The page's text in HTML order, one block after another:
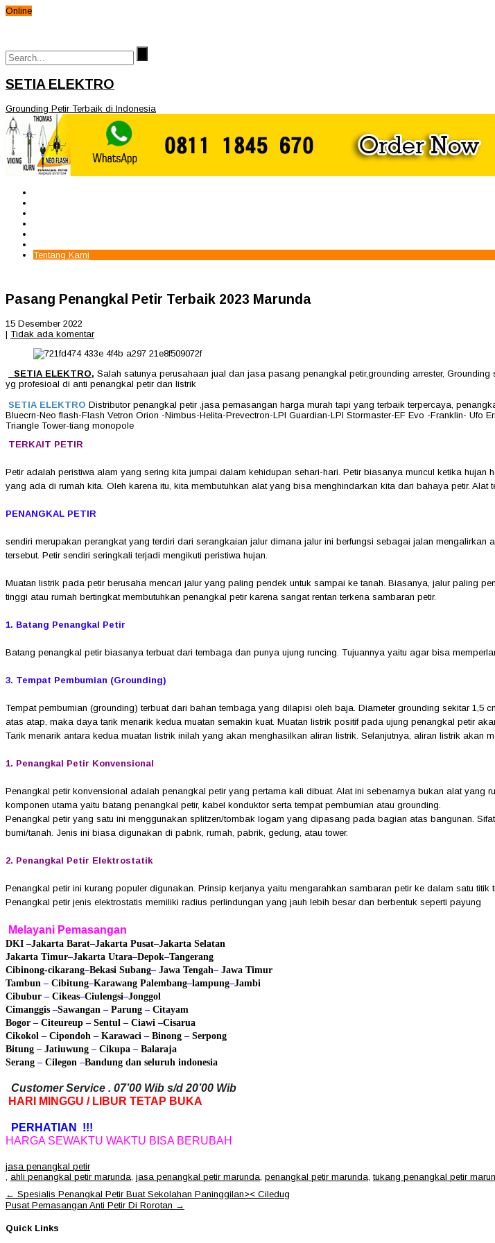
Online
SETIA ELEKTRO
Grounding Petir Terbaik di Indonesia
Tentang Kami
Pasang Penangkal Petir Terbaik 2023 Marunda
15 Desember 2022
| Tidak ada komentar
SETIA ELEKTRO, Salah satunya perusahaan jual dan jasa pasang penangkal petir,grounding arrester,
yg profesioal di anti penangkal petir dan listrik
SETIA ELEKTRO Distributor penangkal petir ,jasa pemasangan harga murah tapi yang terbaik terpercaya,
Bluecrn-Neo flash-Flash Vetron Orion -Nimbus-Helita-Prevectron-LPI Guardian-LPI Stormaster-EF Evo -Franklin-
Triangle Tower-tiang monopole
TERKAIT PETIR
Petir adalah peristiwa alam yang sering kita jumpai dalam kehidupan sehari-hari. Petir biasanya muncul ketika
yang ada di rumah kita. Oleh karena itu, kita membutuhkan alat yang bisa menghindarkan kita dari bahaya petir. Alat
PENANGKAL PETIR
sendiri merupakan perangkat yang terdiri dari serangkaian jalur dimana jalur ini berfungsi sebagai jalan
tersebut. Petir sendiri seringkali terjadi mengikuti peristiwa hujan.
Muatan listrik pada petir berusaha mencari jalur yang paling pendek untuk sampai ke tanah. Biasanya, jalur paling
tinggi atau rumah bertingkat membutuhkan penangkal petir karena sangat rentan terkena sambaran petir.
1. Batang Penangkal Petir
Batang penangkal petir biasanya terbuat dari tembaga dan punya ujung runcing. Tujuannya yaitu agar bisa
3. Tempat Pembumian (Grounding)
Tempat pembumian (grounding) terbuat dari bahan tembaga yang dilapisi oleh baja. Diameter grounding sekitar
atas atap, maka daya tarik menarik kedua muatan semakin kuat. Muatan listrik positif pada ujung penangkal petir
Tarik menarik antara kedua muatan listrik inilah yang akan menghasilkan aliran listrik. Selanjutnya, aliran listrik
1. Penangkal Petir Konvensional
Penangkal petir konvensional adalah penangkal petir yang pertama kali dibuat. Alat ini sebenarnya bukan alat yang
komponen utama yaitu batang penangkal petir, kabel konduktor serta tempat pembumian atau grounding.
Penangkal petir yang satu ini menggunakan splitzen/tombak logam yang dipasang pada bagian atas bangunan.
bumi/tanah. Jenis ini biasa digunakan di pabrik, rumah, pabrik, gedung, atau tower.
2. Penangkal Petir Elektrostatik
Penangkal petir ini kurang populer digunakan. Prinsip kerjanya yaitu mengarahkan sambaran petir ke dalam satu
Penangkal petir jenis elektrostatis memiliki radius perlindungan yang jauh lebih besar dan berbentuk seperti payung
Melayani Pemasangan
DKI –Jakarta Barat–Jakarta Pusat–Jakarta Selatan
Jakarta Timur–Jakarta Utara–Depok–Tangerang
Cibinong-cikarang–Bekasi Subang– Jawa Tengah– Jawa Timur
Tambun – Cibitung–Karawang Palembang–lampung–Jambi
Cibubur – Cikeas–Ciulengsi–Jonggol
Cimanggis –Sawangan – Parung – Citayam
Bogor – Citeureup – Sentul – Ciawi –Cisarua
Cikokol – Cipondoh – Karawaci – Binong – Serpong
Bitung – Jatiuwung – Cikupa – Balaraja
Serang – Cilegon –Bandung dan seluruh indonesia
Customer Service . 07’00 Wib s/d 20’00 Wib
HARI MINGGU / LIBUR TETAP BUKA
PERHATIAN !!!
HARGA SEWAKTU WAKTU BISA BERUBAH
jasa penangkal petir
ahli penangkal petir marunda jasa penangkal petir marunda penangkal petir marunda tukang penangkal petir
Post
navigation
← Spesialis Penangkal Petir Buat Sekolahan Paninggilan>< Ciledug
Pusat Pemasangan Anti Petir Di Rorotan →
Quick Links